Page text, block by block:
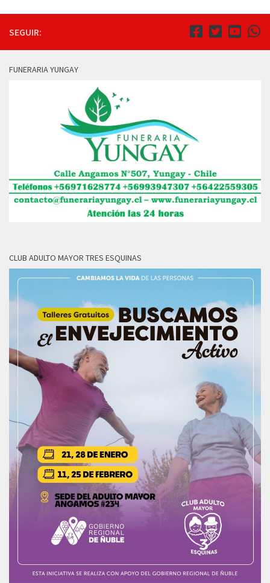
SEGUIR:
FUNERARIA YUNGAY
CLUB ADULTO MAYOR TRES ESQUINAS